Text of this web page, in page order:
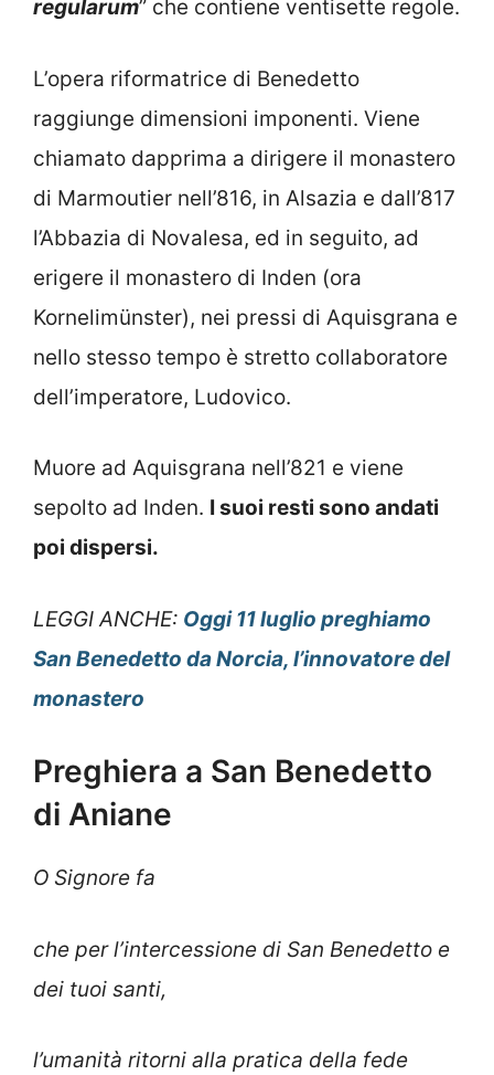
regularum” che contiene ventisette regole.
L’opera riformatrice di Benedetto
raggiunge dimensioni imponenti. Viene
chiamato dapprima a dirigere il monastero
di Marmoutier nell’816, in Alsazia e dall’817
l’Abbazia di Novalesa, ed in seguito, ad
erigere il monastero di Inden (ora
Kornelimünster), nei pressi di Aquisgrana e
nello stesso tempo è stretto collaboratore
dell’imperatore, Ludovico.
Muore ad Aquisgrana nell’821 e viene
sepolto ad Inden. I suoi resti sono andati
poi dispersi.
LEGGI ANCHE: Oggi 11 luglio preghiamo
San Benedetto da Norcia, l’innovatore del
monastero
Preghiera a San Benedetto
di Aniane
O Signore fa
che per l’intercessione di San Benedetto e
dei tuoi santi,
l’umanità ritorni alla pratica della fede